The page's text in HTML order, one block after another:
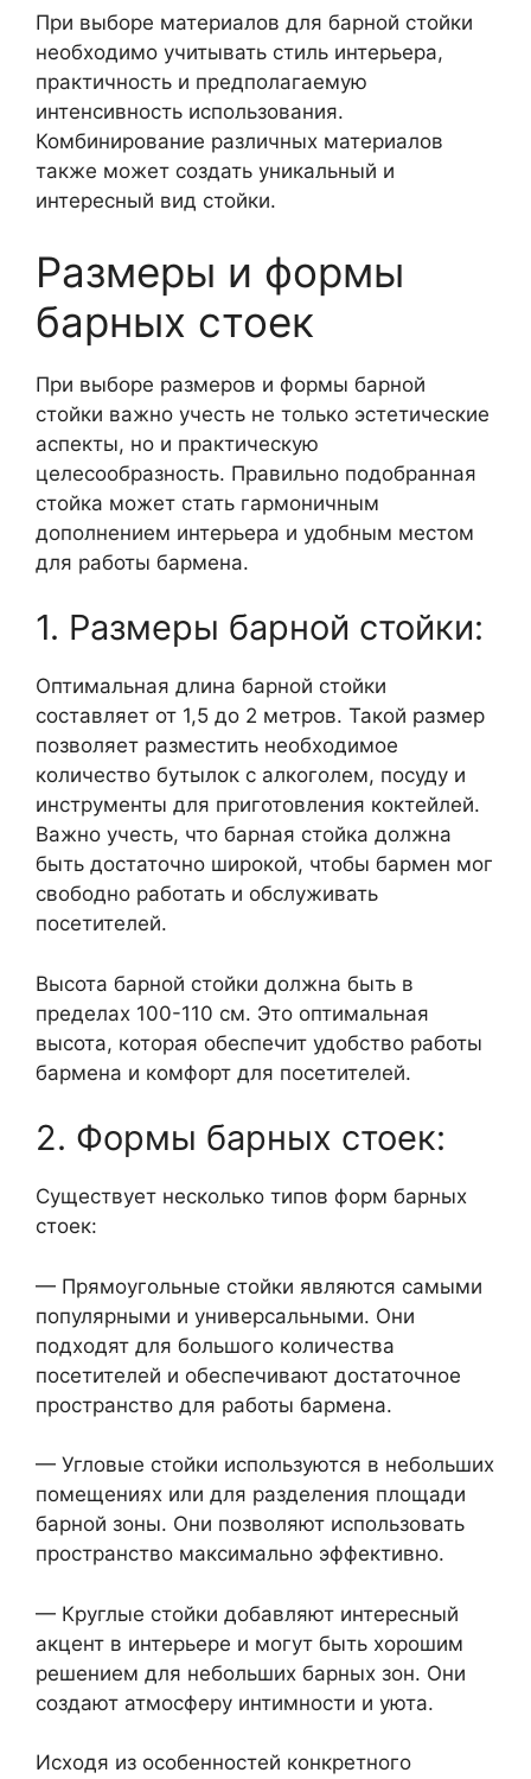
При выборе материалов для барной стойки
необходимо учитывать стиль интерьера,
практичность и предполагаемую
интенсивность использования.
Комбинирование различных материалов
также может создать уникальный и
интересный вид стойки.
Размеры и формы
барных стоек
При выборе размеров и формы барной
стойки важно учесть не только эстетические
аспекты, но и практическую
целесообразность. Правильно подобранная
стойка может стать гармоничным
дополнением интерьера и удобным местом
для работы бармена.
1. Размеры барной стойки:
Оптимальная длина барной стойки
составляет от 1,5 до 2 метров. Такой размер
позволяет разместить необходимое
количество бутылок с алкоголем, посуду и
инструменты для приготовления коктейлей.
Важно учесть, что барная стойка должна
быть достаточно широкой, чтобы бармен мог
свободно работать и обслуживать
посетителей.
Высота барной стойки должна быть в
пределах 100-110 см. Это оптимальная
высота, которая обеспечит удобство работы
бармена и комфорт для посетителей.
2. Формы барных стоек:
Существует несколько типов форм барных
стоек:
— Прямоугольные стойки являются самыми
популярными и универсальными. Они
подходят для большого количества
посетителей и обеспечивают достаточное
пространство для работы бармена.
— Угловые стойки используются в небольших
помещениях или для разделения площади
барной зоны. Они позволяют использовать
пространство максимально эффективно.
— Круглые стойки добавляют интересный
акцент в интерьере и могут быть хорошим
решением для небольших барных зон. Они
создают атмосферу интимности и уюта.
Исходя из особенностей конкретного